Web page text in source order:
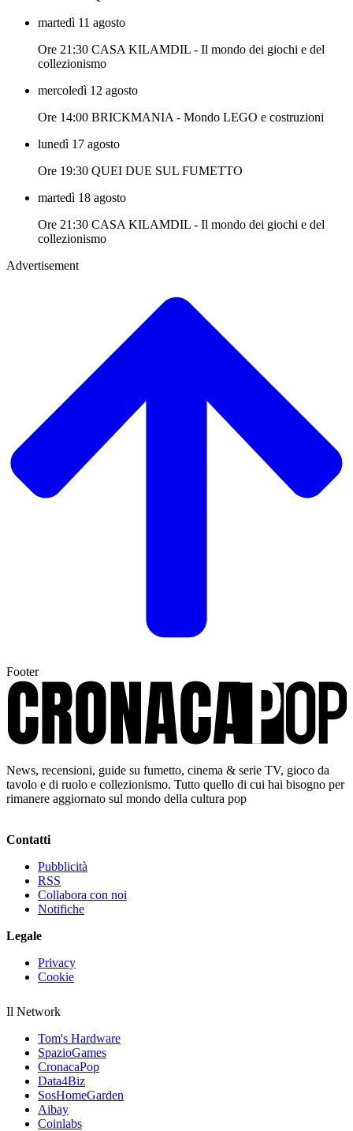
martedì 11 agosto
Ore 21:30 CASA KILAMDIL - Il mondo dei giochi e del
collezionismo
mercoledì 12 agosto
Ore 14:00 BRICKMANIA - Mondo LEGO e costruzioni
lunedì 17 agosto
Ore 19:30 QUEI DUE SUL FUMETTO
martedì 18 agosto
Ore 21:30 CASA KILAMDIL - Il mondo dei giochi e del
collezionismo
Advertisement
Footer
News, recensioni, guide su fumetto, cinema & serie TV, gioco da
tavolo e di ruolo e collezionismo. Tutto quello di cui hai bisogno per
rimanere aggiornato sul mondo della cultura pop
Contatti
Pubblicità
RSS
Collabora con noi
Notifiche
Legale
Privacy
Cookie
Il Network
Tom's Hardware
SpazioGames
CronacaPop
Data4Biz
SosHomeGarden
Aibay
Coinlabs